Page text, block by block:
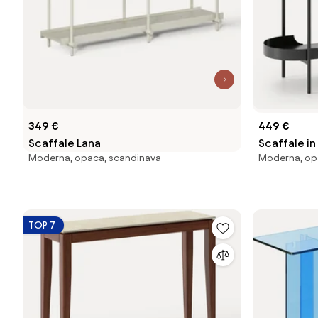
349 €
Scaffale Lana
Moderna, opaca, scandinava
449 €
Scaffale in
Moderna,
TOP 7